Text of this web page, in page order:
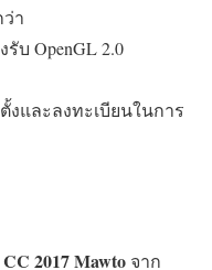
า
บ OpenGL 2.0
งและลงทะเบียนในการ
2017 Mawto จาก